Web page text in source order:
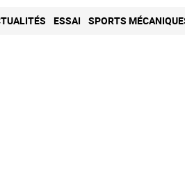
ESSAI SPORTS